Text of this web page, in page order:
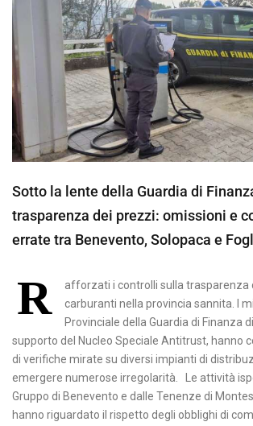
Sotto la lente della Guardia di
trasparenza dei prezzi: omissioni e
errate tra Benevento, Solopaca e
R
afforzati i controlli sulla trasparenza
carburanti nella provincia sannita. I
Provinciale della Guardia di Finanza
supporto del Nucleo Speciale Antitrust, hanno
di verifiche mirate su diversi impianti di
emergere numerose irregolarità. Le attività
Gruppo di Benevento e dalle Tenenze di
hanno riguardato il rispetto degli obblighi di